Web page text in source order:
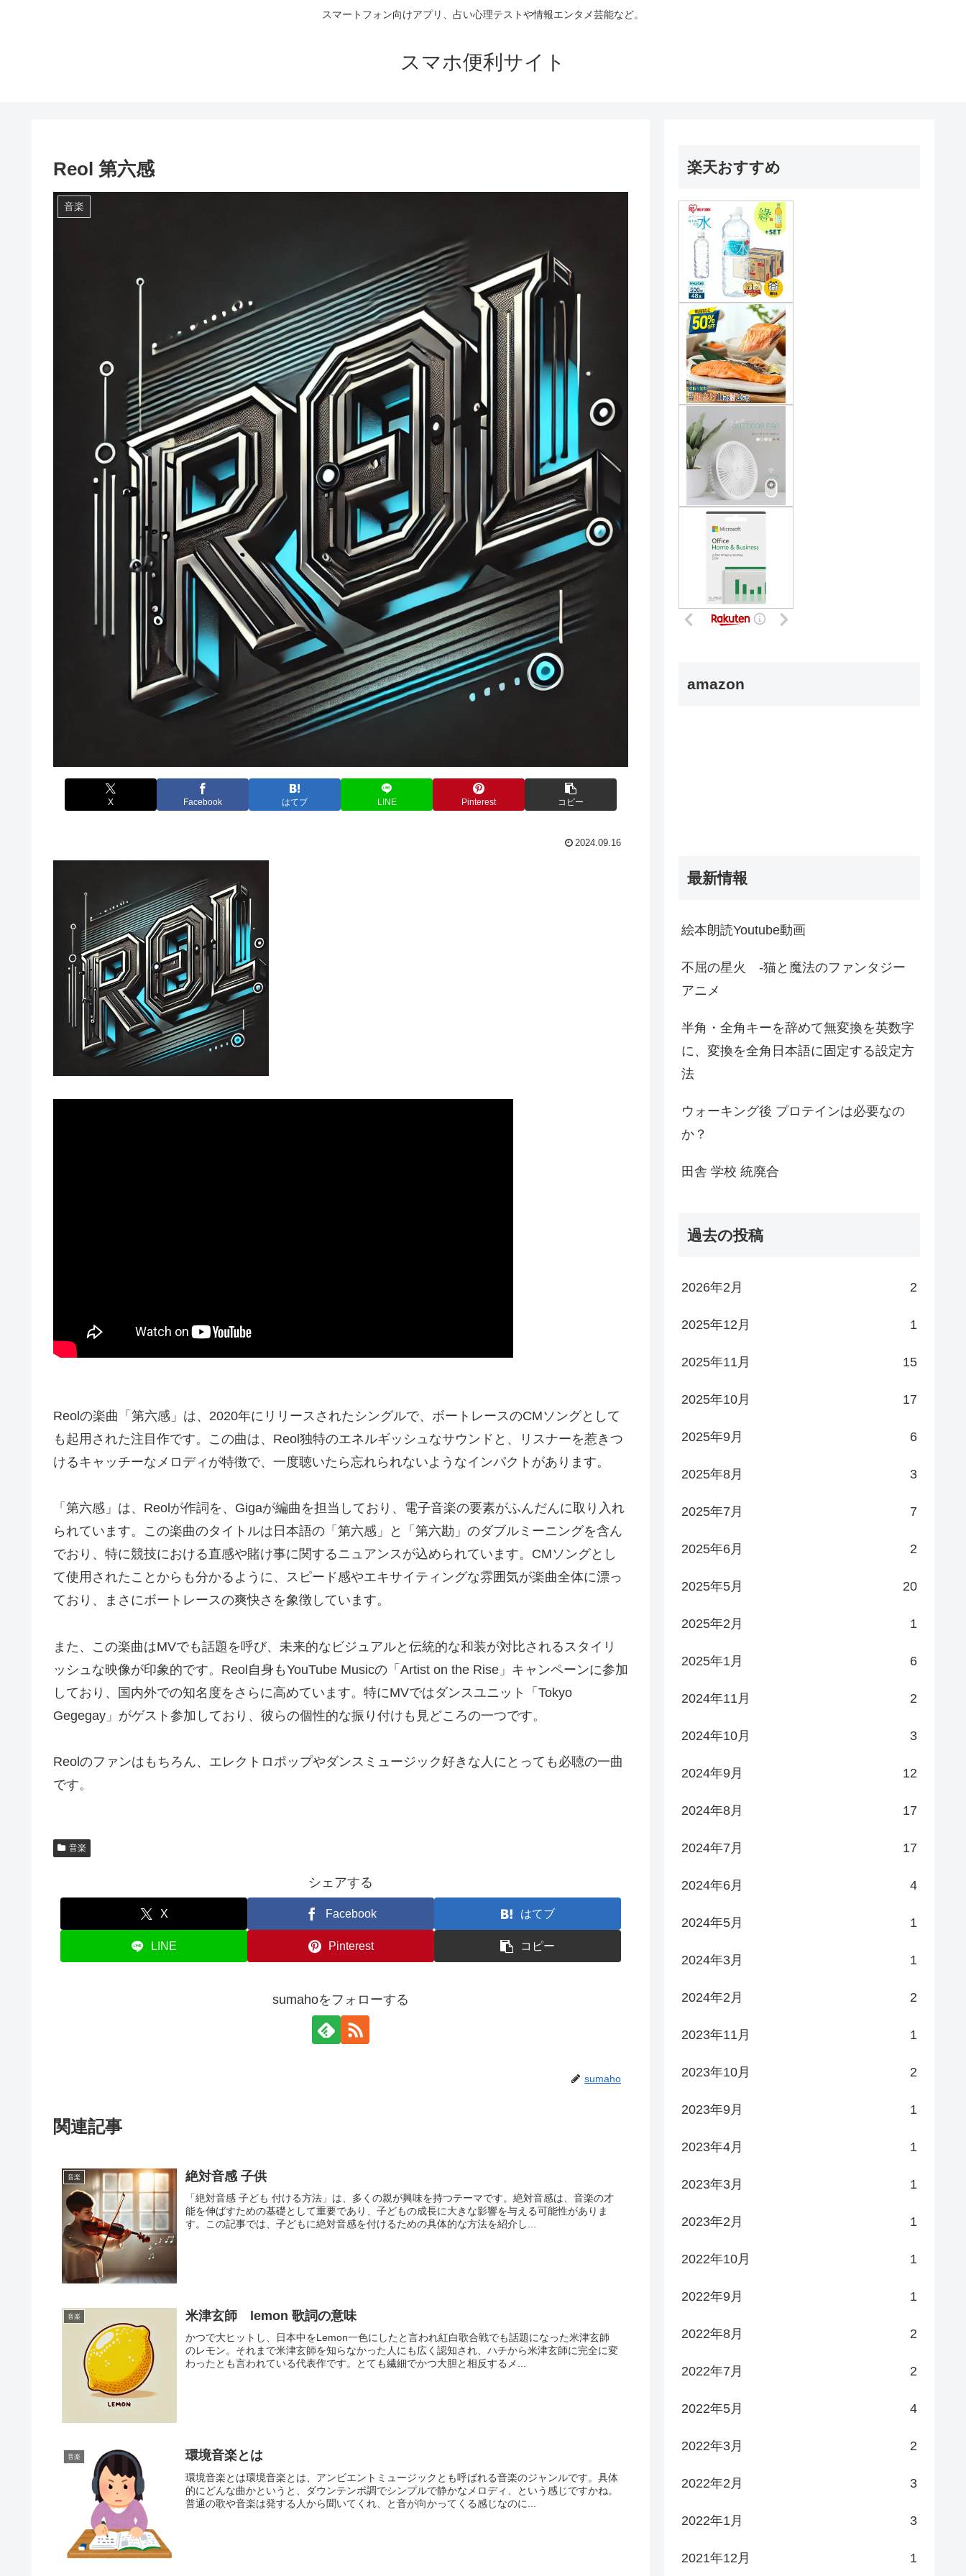
スマートフォン向けアプリ、占い心理テストや情報エンタメ芸能など。
スマホ便利サイト
Reol 第六感
音楽
X Facebook はてブ LINE Pinterest コピー
2024.09.16
Reolの楽曲「第六感」は、2020年にリリースされたシングルで、ボートレースのCMソングとして
も起用された注目作です。この曲は、Reol独特のエネルギッシュなサウンドと、リスナーを惹きつ
けるキャッチーなメロディが特徴で、一度聴いたら忘れられないようなインパクトがあります。
「第六感」は、Reolが作詞を、Gigaが編曲を担当しており、電子音楽の要素がふんだんに取り入れ
られています。この楽曲のタイトルは日本語の「第六感」と「第六勘」のダブルミーニングを含ん
でおり、特に競技における直感や賭け事に関するニュアンスが込められています。CMソングとし
て使用されたことからも分かるように、スピード感やエキサイティングな雰囲気が楽曲全体に漂っ
ており、まさにボートレースの爽快さを象徴しています。
また、この楽曲はMVでも話題を呼び、未来的なビジュアルと伝統的な和装が対比されるスタイリ
ッシュな映像が印象的です。Reol自身もYouTube Musicの「Artist on the Rise」キャンペーンに参加
しており、国内外での知名度をさらに高めています。特にMVではダンスユニット「Tokyo
Gegegay」がゲスト参加しており、彼らの個性的な振り付けも見どころの一つです​。
Reolのファンはもちろん、エレクトロポップやダンスミュージック好きな人にとっても必聴の一曲
です。
音楽
シェアする
X Facebook はてブ
LINE Pinterest コピー
sumahoをフォローする
sumaho
関連記事
音楽 絶対音感 子供
「絶対音感 子ども 付ける方法」は、多くの親が興味を持つテーマです。絶対音感は、音楽の才
能を伸ばすための基礎として重要であり、子どもの成長に大きな影響を与える可能性がありま
す。この記事では、子どもに絶対音感を付けるための具体的な方法を紹介し...
音楽 米津玄師 lemon 歌詞の意味
かつで大ヒットし、日本中をLemon一色にしたと言われ紅白歌合戦でも話題になった米津玄師
のレモン。それまで米津玄師を知らなかった人にも広く認知され、ハチから米津玄師に完全に変
わったとも言われている代表作です。とても繊細でかつ大胆と相反するメ...
音楽 環境音楽とは
環境音楽とは環境音楽とは、アンビエントミュージックとも呼ばれる音楽のジャンルです。具体
的にどんな曲かというと、ダウンテンポ調でシンプルで静かなメロディ、という感じですかね。
普通の歌や音楽は発する人から聞いてくれ、と音が向かってくる感じなのに...
楽天おすすめ
amazon
最新情報
絵本朗読Youtube動画
不屈の星火 -猫と魔法のファンタジー
アニメ
半角・全角キーを辞めて無変換を英数字
に、変換を全角日本語に固定する設定方
法
ウォーキング後 プロテインは必要なの
か？
田舎 学校 統廃合
過去の投稿
2026年2月 2
2025年12月 1
2025年11月 15
2025年10月 17
2025年9月 6
2025年8月 3
2025年7月 7
2025年6月 2
2025年5月 20
2025年2月 1
2025年1月 6
2024年11月 2
2024年10月 3
2024年9月 12
2024年8月 17
2024年7月 17
2024年6月 4
2024年5月 1
2024年3月 1
2024年2月 2
2023年11月 1
2023年10月 2
2023年9月 1
2023年4月 1
2023年3月 1
2023年2月 1
2022年10月 1
2022年9月 1
2022年8月 2
2022年7月 2
2022年5月 4
2022年3月 2
2022年2月 3
2022年1月 3
2021年12月 1